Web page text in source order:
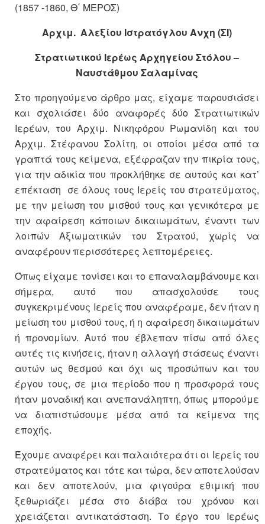
(1857 -1860, Θ΄ ΜΕΡΟΣ)
Aρχιμ. Αλεξίου Ιστρατόγλου Ανχη (ΣΙ)
Στρατιωτικού Ιερέως Αρχηγείου Στόλου –
Ναυστάθμου Σαλαμίνας
Στο προηγούμενο άρθρο μας, είχαμε παρουσιάσει
και σχολιάσει δύο αναφορές δύο Στρατιωτικών
Ιερέων, του Αρχιμ. Νικηφόρου Ρωμανίδη και του
Αρχιμ. Στέφανου Σολίτη, οι οποίοι μέσα από τα
γραπτά τους κείμενα, εξέφραζαν την πικρία τους,
για την αδικία που προκλήθηκε σε αυτούς και κατ’
επέκταση σε όλους τους Ιερείς του στρατεύματος,
με την μείωση του μισθού τους και γενικότερα με
την αφαίρεση κάποιων δικαιωμάτων, έναντι των
λοιπών Αξιωματικών του Στρατού, χωρίς να
αναφέρουν περισσότερες λεπτομέρειες.
Όπως είχαμε τονίσει και το επαναλαμβάνουμε και
σήμερα, αυτό που απασχολούσε τους
συγκεκριμένους Ιερείς που αναφέραμε, δεν ήταν η
μείωση του μισθού τους, ή η αφαίρεση δικαιωμάτων
ή προνομίων. Αυτό που έβλεπαν πίσω από όλες
αυτές τις κινήσεις, ήταν η αλλαγή στάσεως έναντι
αυτών ως θεσμού και όχι ως προσώπων και του
έργου τους, σε μια περίοδο που η προσφορά τους
ήταν μοναδική και ανεπανάληπτη, όπως μπορούμε
να διαπιστώσουμε μέσα από τα κείμενα της
εποχής.
Έχουμε αναφέρει και παλαιότερα ότι οι Ιερείς του
στρατεύματος και τότε και τώρα, δεν αποτελούσαν
και δεν αποτελούν, μια φιγούρα εθιμική που
ξεθωριάζει μέσα στο διάβα του χρόνου και
χρειάζεται αντικατάσταση. Το έργο του Ιερέως